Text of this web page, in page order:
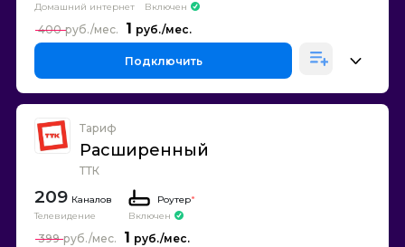
Домашний интернет
Включен
1
400
Подключить
Тариф
Расширенный
ТТК
209 Каналов
Телевидение
Роутер*
Включен
1
399